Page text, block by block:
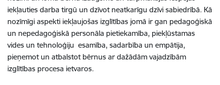
iekļauties darba tirgū un dzīvot neatkarīgu dzīvi sabiedrībā. Kā
nozīmīgi aspekti iekļaujošas izglītības jomā ir gan pedagoģiskā
un nepedagoģiskā personāla pietiekamība, piekļūstamas
vides un tehnoloģiju esamība, sadarbība un empātija,
pieņemot un atbalstot bērnus ar dažādām vajadzībām
izglītības procesa ietvaros.